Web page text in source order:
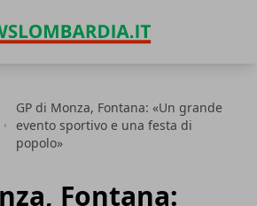
GP di Monza, Fontana: «Un grande
evento sportivo e una festa di
popolo»
Fontana: